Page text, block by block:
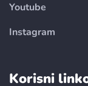
Youtube
Instagram
Korisni